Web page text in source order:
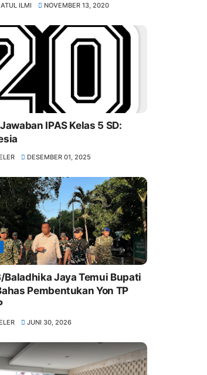
ILMI NOVEMBER 13, 2020
IPAS Kelas 5 SD:
DESEMBER 01, 2025
Baladhika Jaya Temui Bupati
Pembentukan Yon TP
JUNI 30, 2026